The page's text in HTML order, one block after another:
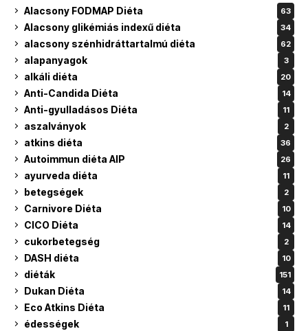
Alacsony FODMAP Diéta 63
Alacsony glikémiás indexű diéta 34
alacsony szénhidráttartalmú diéta 62
alapanyagok 3
alkáli diéta 20
Anti-Candida Diéta 14
Anti-gyulladásos Diéta 11
aszalványok 2
atkins diéta 36
Autoimmun diéta AIP 26
ayurveda diéta 11
betegségek 2
Carnivore Diéta 10
CICO Diéta 14
cukorbetegség 2
DASH diéta 10
diéták 151
Dukan Diéta 14
Eco Atkins Diéta 11
édességek 1